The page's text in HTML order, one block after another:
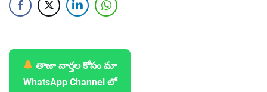
తాజా వార్తల కోసం మా
WhatsApp Channel లో